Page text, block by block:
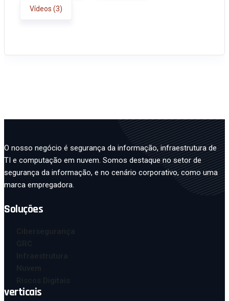
Vídeos (3)
O nosso negócio é segurança da informação, infraestrutura de
TI e computação em nuvem. Somos destaque no setor de
segurança da informação, e no cenário corporativo, como uma
marca empregadora.
Soluções
verticais